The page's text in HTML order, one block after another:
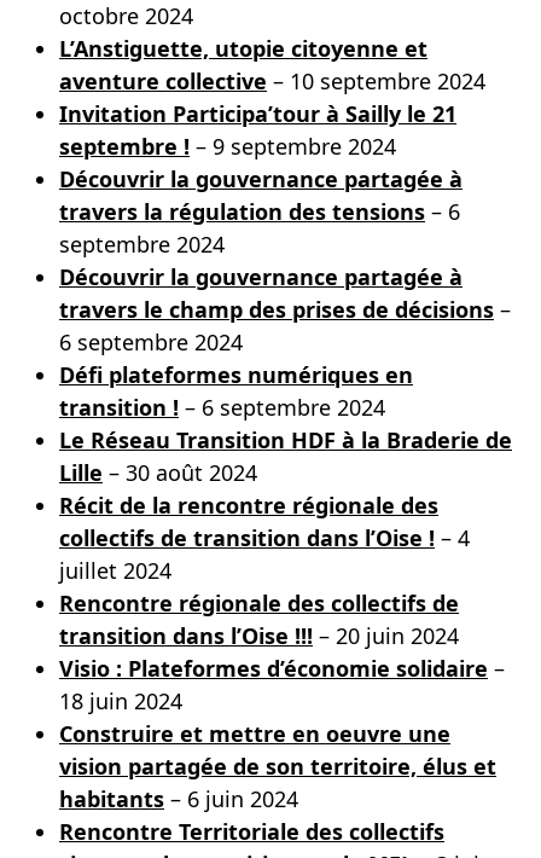
octobre 2024
L’Anstiguette, utopie citoyenne et
aventure collective – 10 septembre 2024
Invitation Participa’tour à Sailly le 21
septembre ! – 9 septembre 2024
Découvrir la gouvernance partagée à
travers la régulation des tensions – 6
septembre 2024
Découvrir la gouvernance partagée à
travers le champ des prises de décisions –
6 septembre 2024
Défi plateformes numériques en
transition ! – 6 septembre 2024
Le Réseau Transition HDF à la Braderie de
Lille – 30 août 2024
Récit de la rencontre régionale des
collectifs de transition dans l’Oise ! – 4
juillet 2024
Rencontre régionale des collectifs de
transition dans l’Oise !!! – 20 juin 2024
Visio : Plateformes d’économie solidaire –
18 juin 2024
Construire et mettre en oeuvre une
vision partagée de son territoire, élus et
habitants – 6 juin 2024
Rencontre Territoriale des collectifs